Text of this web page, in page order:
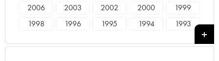
2006 2003 2002 2000
1999
1998
1996 1995 1994
1993